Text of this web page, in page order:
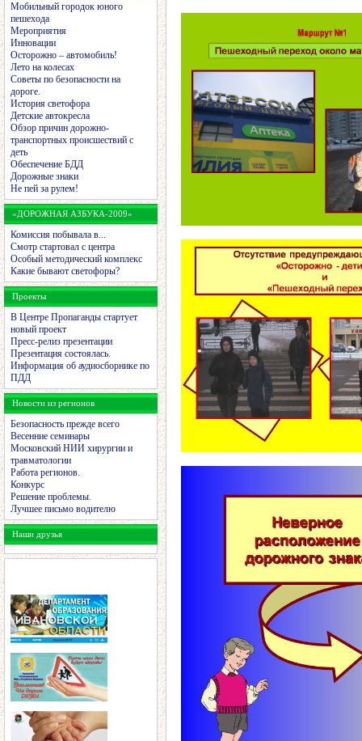
Мобильный городок юного
пешехода
Мероприятия
Инновации
Осторожно – автомобиль!
Лето на колесах
Советы по безопасности на
дороге.
История светофора
Детские автокресла
Обзор причин дорожно-
транспортных происшествий с
деть
Обеспечение БДД
Дорожные знаки
Не пей за рулем!
«ДОРОЖНАЯ АЗБУКА-2009»
Комиссия побывала в...
Смотр стартовал с центра
Особый методический комплекс
Какие бывают светофоры?
Проекты
В Центре Пропаганды стартует
новый проект
Пресс-релиз презентации
Презентация состоялась.
Информация об аудиосборнике по
ПДД
Новости из регионов
Безопасность прежде всего
Весенние семинары
Московский НИИ хирургии и
травматологии
Работа регионов.
Конкурс
Решение проблемы.
Лучшее письмо водителю
Наши друзья